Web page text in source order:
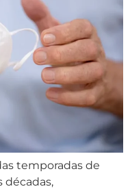
temporadas de
décadas,